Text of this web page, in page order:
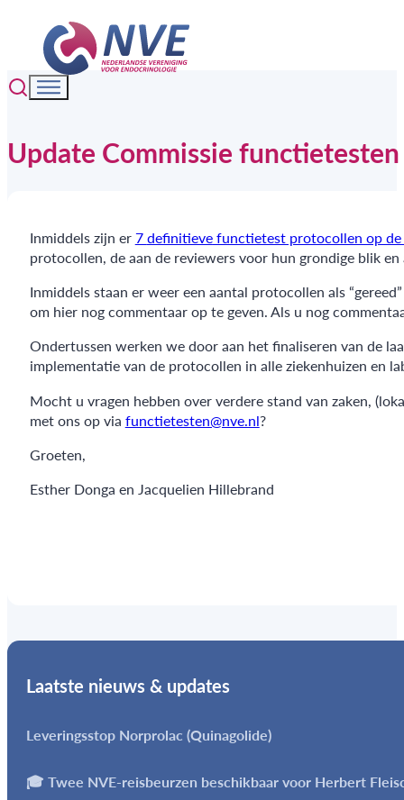
Update Commissie functietesten
Inmiddels zijn er7definitievefunctietest protocollen op de
protocollen, de aan de reviewers voor hun grondige blik
Inmiddels staan er weer een aantal protocollen als
om hier nog commentaar op te geven. Als u nog
Ondertussen werken we door aan het finaliseren van de
implementatie van de protocollen in alle ziekenhuizen en
Mocht u vragen hebben over verdere stand van zaken,
met ons op via functietesten@nve.nl?
Groeten,
Esther Donga en Jacquelien Hillebrand
Laatste nieuws & updates
Leveringsstop Norprolac (Quinagolide)
🎓 Twee NVE-reisbeurzen beschikbaar voor Herbert